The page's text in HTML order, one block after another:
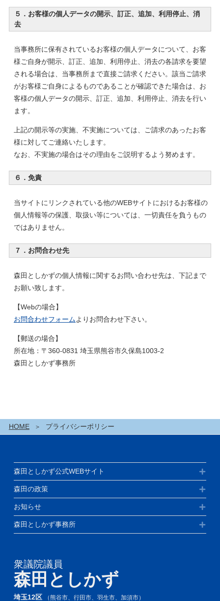
５．お客様の個人データの開示、訂正、追加、利用停止、消
去
当事務所に保有されているお客様の個人データについて、お客
様ご自身が開示、訂正、追加、利用停止、消去の各請求を要望
される場合は、当事務所まで直接ご請求ください。該当ご請求
がお客様ご自身によるものであることが確認できた場合は、お
客様の個人データの開示、訂正、追加、利用停止、消去を行い
ます。
上記の開示等の実施、不実施については、ご請求のあったお客
様に対してご連絡いたします。
なお、不実施の場合はその理由をご説明するよう努めます。
６．免責
当サイトにリンクされている他のWEBサイトにおけるお客様の
個人情報等の保護、取扱い等については、一切責任を負うもの
ではありません。
７．お問合わせ先
森田としかずの個人情報に関するお問い合わせ先は、下記まで
お願い致します。
【Webの場合】
お問合わせフォームよりお問合わせ下さい。
【郵送の場合】
所在地： 〒 360-0831 埼玉県熊谷市久保島1003-2
森田としかず事務所
HOME プライバシーポリシー
森田としかず公式WEBサイト
森田の政策
お知らせ
森田としかず事務所
衆議院議員
森田としかず
埼玉12区 （熊谷市、行田市、羽生市、加須市）